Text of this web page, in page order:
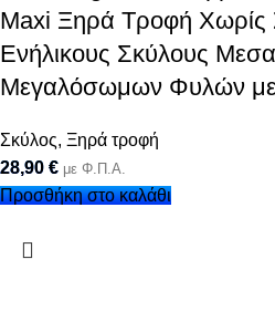
Maxi Ξηρά Τροφή Χωρίς
Ενήλικους Σκύλους
Μεγαλόσωμων Φυλών με
Σκύλος, Ξηρά τροφή
28,90 € με Φ.Π.Α.
Προσθήκη στο καλάθι